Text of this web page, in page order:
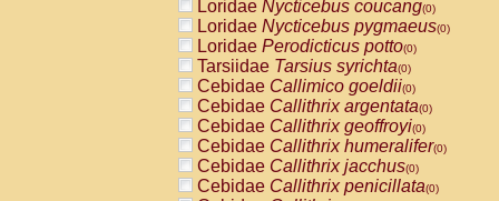
Loridae Nycticebus coucang(0)
Loridae Nycticebus pygmaeus(0)
Loridae Perodicticus potto(0)
Tarsiidae Tarsius syrichta(0)
Cebidae Callimico goeldii(0)
Cebidae Callithrix argentata(0)
Cebidae Callithrix geoffroyi(0)
Cebidae Callithrix humeralifer(0)
Cebidae Callithrix jacchus(0)
Cebidae Callithrix penicillata(0)